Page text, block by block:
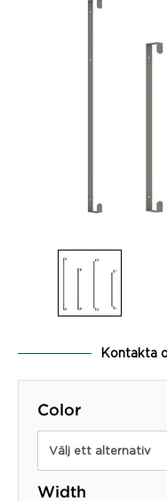
Kontakta
Color
Välj ett alternativ
Width